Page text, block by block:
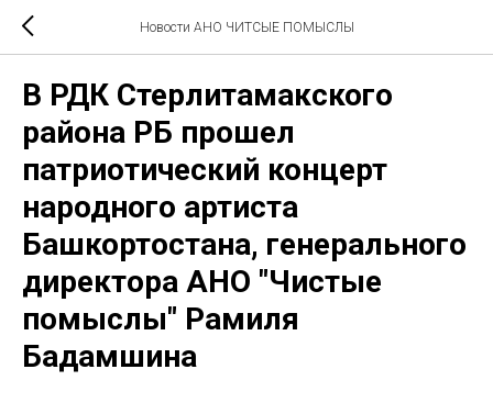
Новости АНО ЧИТСЫЕ ПОМЫСЛЫ
В РДК Стерлитамакского
района РБ прошел
патриотический концерт
народного артиста
Башкортостана, генерального
директора АНО "Чистые
помыслы" Рамиля
Бадамшина